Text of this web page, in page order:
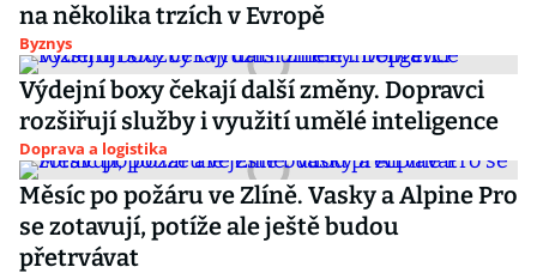
na několika trzích v Evropě
Byznys
Výdejní boxy čekají další změny. Dopravci
rozšiřují služby i využití umělé inteligence
Doprava a logistika
Měsíc po požáru ve Zlíně. Vasky a Alpine Pro
se zotavují, potíže ale ještě budou
přetrvávat